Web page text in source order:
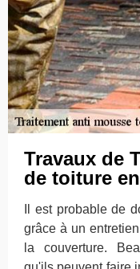
Travaux de
de toiture
Il est probable de
grâce à un
la couverture.